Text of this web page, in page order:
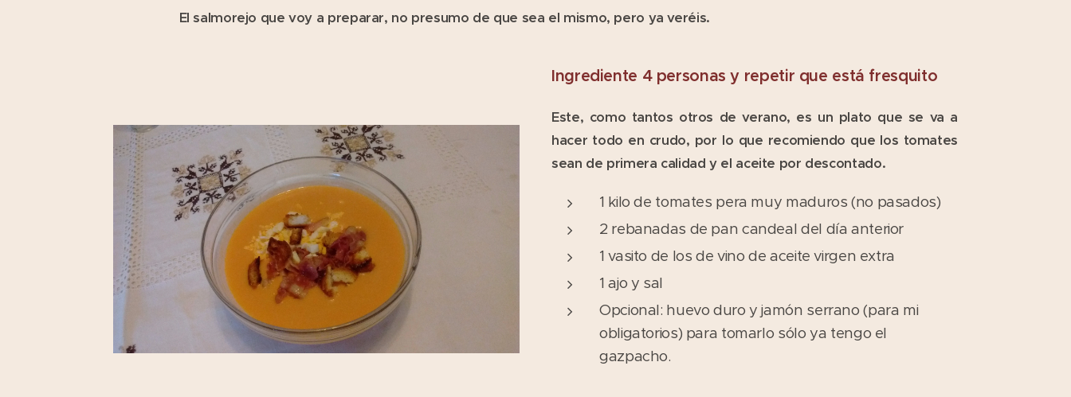
El salmorejo que voy a preparar, no presumo de que sea el mismo, pero ya veréis.
Ingrediente 4 personas y repetir que está fresquito
Este, como tantos otros de verano, es un plato que se va a
hacer todo en crudo, por lo que recomiendo que los tomates
sean de primera calidad y el aceite por descontado.
1 kilo de tomates pera muy maduros (no pasados)
2 rebanadas de pan candeal del día anterior
1 vasito de los de vino de aceite virgen extra
1 ajo y sal
Opcional: huevo duro y jamón serrano (para mi
obligatorios) para tomarlo sólo ya tengo el
gazpacho.